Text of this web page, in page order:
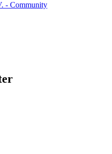
- Community